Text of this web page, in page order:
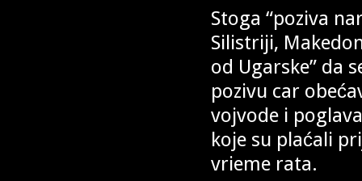
Stoga “poziva
Silistriji,
od Ugarske” da
pozivu car
vojvode i
koje su plaćali
vrieme rata.